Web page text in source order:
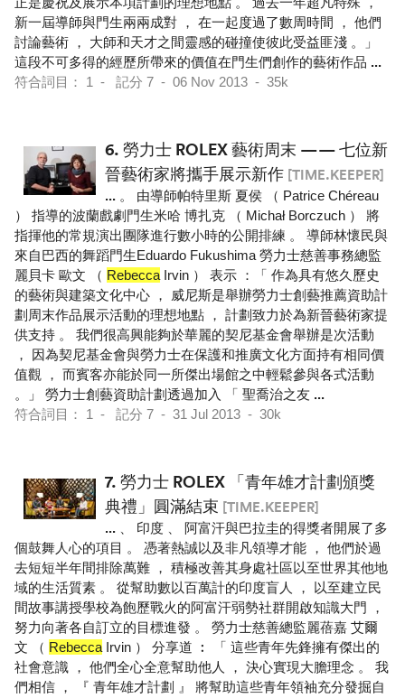
新一屆導師與門生兩兩成對 ， 在一起度過了數周時間 ， 他們
討論藝術 ， 大師和天才之間靈感的碰撞使彼此受益匪淺 。」
這段不可多得的經歷所帶來的價值在門生們創作的藝術作品 ...
符合詞目： 1 - 記分 7 - 06 Nov 2013 - 35k
6. 勞力士 ROLEX 藝術周末 —— 七位新
晉藝術家將攜手展示新作 [TIME.KEEPER]
... 。 由導師帕特里斯 夏侯 （ Patrice Chéreau
） 指導的波蘭戲劇門生米哈 博扎克 （ Michał Borczuch ） 將
指揮他的常規演出團隊進行數小時的公開排練 。 導師林懷民與
來自巴西的舞蹈門生Eduardo Fukushima 勞力士慈善事務總監
麗貝卡 歐文 （ Rebecca Irvin ） 表示 ：「 作為具有悠久歷史
的藝術與建築文化中心 ， 威尼斯是舉辦勞力士創藝推薦資助計
劃周末作品展示活動的理想地點 ， 計劃致力於為新晉藝術家提
供支持 。 我們很高興能夠於華麗的契尼基金會舉辦是次活動
， 因為契尼基金會與勞力士在保護和推廣文化方面持有相同價
值觀 ， 而賓客亦能於同一所傑出場館之中輕鬆參與各式活動
。」 勞力士創藝資助計劃透過加入 「 聖喬治之友 ...
符合詞目： 1 - 記分 7 - 31 Jul 2013 - 30k
7. 勞力士 ROLEX 「青年雄才計劃頒獎
典禮」圓滿結束 [TIME.KEEPER]
... 、 印度 、 阿富汗與巴拉圭的得獎者開展了多
個鼓舞人心的項目 。 憑著熱誠以及非凡領導才能 ， 他們於過
去短短半年間排除萬難 ， 積極改善其身處社區以至世界其他地
域的生活質素 。 從幫助數以百萬計的印度盲人 ， 以至建立民
間故事講授學校為飽歷戰火的阿富汗弱勢社群開啟知識大門 ，
努力向著各自訂立的目標進發 。 勞力士慈善總監麗蓓嘉 艾爾
文 （ Rebecca Irvin ） 分享道 ︰ 「 這些青年先鋒擁有傑出的
社會意識 ， 他們全心全意幫助他人 ， 決心實現大膽理念 。 我
們相信 ， 『 青年雄才計劃 』 將幫助這些青年領袖充分發掘自